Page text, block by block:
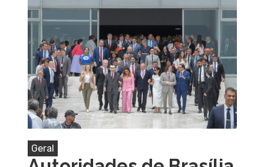
Geral